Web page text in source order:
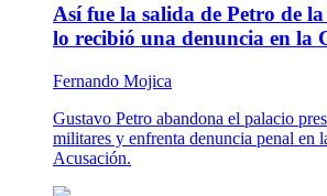
Así fue la salida de Petro de
lo recibió una denuncia en la
Fernando Mojica
Gustavo Petro abandona el palacio
militares y enfrenta denuncia penal en
Acusación.